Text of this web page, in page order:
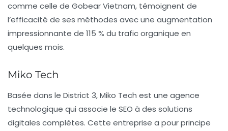
comme celle de Gobear Vietnam, témoignent de
l’efficacité de ses méthodes avec une augmentation
impressionnante de 115 % du trafic organique en
quelques mois.
Miko Tech
Basée dans le District 3, Miko Tech est une agence
technologique qui associe le SEO à des solutions
digitales complètes. Cette entreprise a pour principe